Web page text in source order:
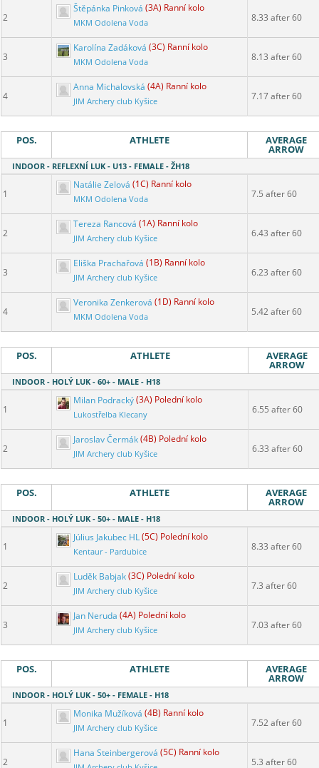
2
Štěpánka Pinková (3A) Ranní kolo
MKM Odolena Voda 8.33 after 60
3
Karolína Zadáková (3C) Ranní kolo
MKM Odolena Voda 8.13 after 60
4
Anna Michalovská (4A) Ranní kolo
JIM Archery club Kyšice 7.17 after 60
POS. ATHLETE AVERAGE
ARROW
INDOOR - REFLEXNÍ LUK - U13 - FEMALE - ŽH18
1
Natálie Zelová (1C) Ranní kolo
MKM Odolena Voda 7.5 after 60
2
Tereza Rancová (1A) Ranní kolo
JIM Archery club Kyšice 6.43 after 60
3
Eliška Prachařová (1B) Ranní kolo
JIM Archery club Kyšice 6.23 after 60
4
Veronika Zenkerová (1D) Ranní kolo
MKM Odolena Voda 5.42 after 60
POS. ATHLETE AVERAGE
ARROW
INDOOR - HOLÝ LUK - 60+ - MALE - H18
1
Milan Podracký(3A) Polední kolo
Lukostřelba Klecany 6.55 after 60
2
Jaroslav Čermák(4B) Polední kolo
JIM Archery club Kyšice 6.33 after 60
POS. ATHLETE AVERAGE
ARROW
INDOOR - HOLÝ LUK - 50+ - MALE - H18
1
Július Jakubec HL(5C) Polední kolo
Kentaur - Pardubice 8.33 after 60
2
Luděk Babjak(3C) Polední kolo
JIM Archery club Kyšice 7.3 after 60
3
Jan Neruda (4A) Polední kolo
JIM Archery club Kyšice 7.03 after 60
POS. ATHLETE AVERAGE
ARROW
INDOOR - HOLÝ LUK - 50+ - FEMALE - H18
1
Monika Mužíková (4B) Ranní kolo
JIM Archery club Kyšice 7.52 after 60
2
Hana Steinbergerová (5C) Ranní kolo
5.3 after 60